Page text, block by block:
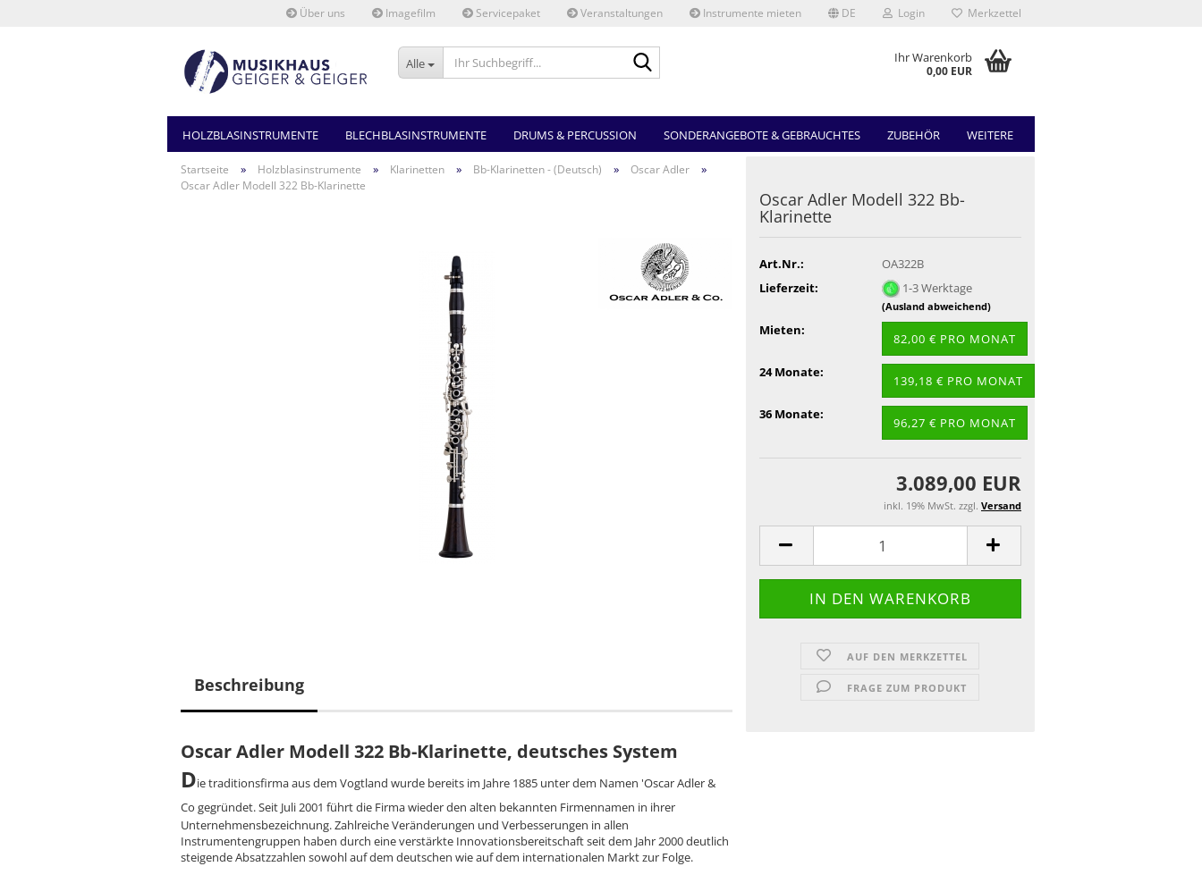
Über uns Imagefilm Servicepaket Veranstaltungen Instrumente mieten DE Login Merkzettel
Alle Ihr Warenkorb
0,00 EUR
HOLZBLASINSTRUMENTE BLECHBLASINSTRUMENTE DRUMS & PERCUSSION SONDERANGEBOTE & GEBRAUCHTES ZUBEHÖR WEITERE
Startseite » Holzblasinstrumente » Klarinetten » Bb-Klarinetten - (Deutsch) » Oscar Adler »
Oscar Adler Modell 322 Bb-Klarinette
Oscar Adler Modell 322 Bb-
Klarinette
Art.Nr.:
OA322B
Lieferzeit:
1-3 Werktage
(Ausland abweichend)
Mieten:
82,00 € PRO MONAT
24 Monate:
139,18 € PRO MONAT
36 Monate:
96,27 € PRO MONAT
3.089,00 EUR
inkl. 19% MwSt. zzgl. Versand
AUF DEN MERKZETTEL
FRAGE ZUM PRODUKT
Beschreibung
Oscar Adler Modell 322 Bb-Klarinette, deutsches System
Die traditionsfirma aus dem Vogtland wurde bereits im Jahre 1885 unter dem Namen 'Oscar Adler &
Co gegründet.Seit Juli 2001 führt die Firma wieder den alten bekannten Firmennamen in ihrer
Unternehmensbezeichnung. Zahlreiche Veränderungen und Verbesserungen in allen
Instrumentengruppen haben durch eine verstärkte Innovationsbereitschaft seit dem Jahr 2000 deutlich
steigende Absatzzahlen sowohl auf dem deutschen wie auf dem internationalen Markt zur Folge.